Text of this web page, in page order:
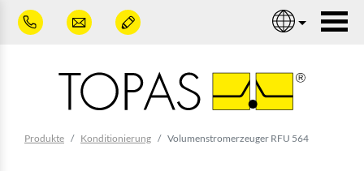
Zum Hauptinhalt springen
Produkte Konditionierung Volumenstromerzeuger RFU 564